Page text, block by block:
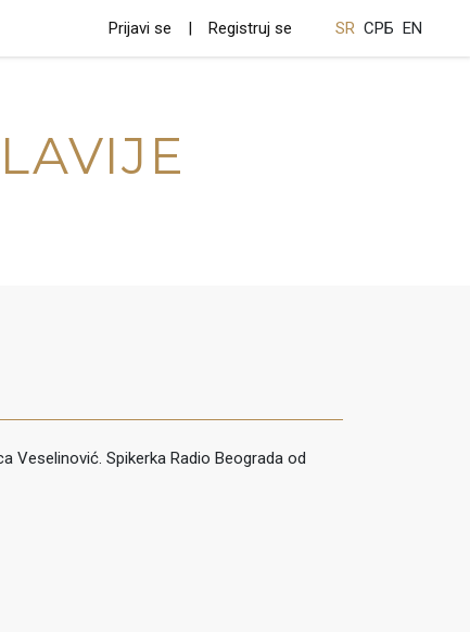
Prijavi se Registruj se SR СРБ EN
Veselinović. Spikerka Radio Beograda od